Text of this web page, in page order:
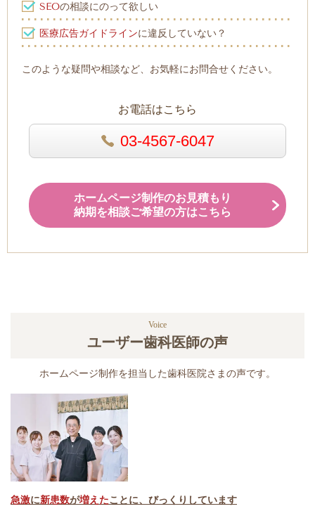
SEOの相談にのって欲しい
医療広告ガイドラインに違反していない？
このような疑問や相談など、お気軽にお問合せください。
お電話はこちら
03-4567-6047
ホームページ制作のお見積もり
納期を相談ご希望の方はこちら
Voice
ユーザー歯科医師の声
ホームページ制作を担当した歯科医院さまの声です。
急激に新患数が増えたことに、びっくりしています